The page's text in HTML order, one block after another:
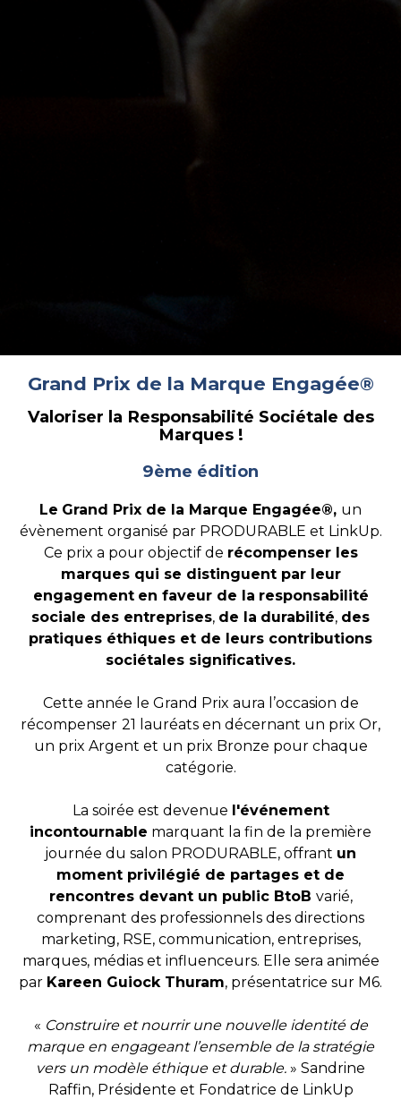
Grand Prix de la Marque Engagée®
Valoriser la Responsabilité Sociétale des
Marques !
9ème édition
Le Grand Prix de la Marque Engagée®, un
évènement organisé par PRODURABLE et LinkUp.
Ce prix a pour objectif de récompenser les
marques qui se distinguent par leur
engagement en faveur de la responsabilité
sociale des entreprises, de la durabilité, des
pratiques éthiques et de leurs contributions
sociétales significatives.
Cette année le Grand Prix aura l’occasion de
récompenser 21 lauréats en décernant un prix Or,
un prix Argent et un prix Bronze pour chaque
catégorie.
La soirée est devenue l'événement
incontournable marquant la fin de la première
journée du salon PRODURABLE, offrant un
moment privilégié de partages et de
rencontres devant un public BtoB varié,
comprenant des professionnels des directions
marketing, RSE, communication, entreprises,
marques, médias et influenceurs. Elle sera animée
par Kareen Guiock Thuram, présentatrice sur M6.
« Construire et nourrir une nouvelle identité de
marque en engageant l’ensemble de la stratégie
vers un modèle éthique et durable. » Sandrine
Raffin, Présidente et Fondatrice de LinkUp